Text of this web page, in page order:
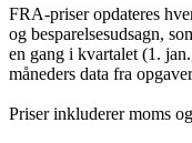
FRA-priser opdateres
og besparelsesudsagn,
en gang i kvartalet (1.
måneders data fra
Priser inkluderer moms